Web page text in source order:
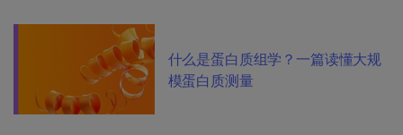
什么是蛋白质组学？一篇读懂大规
模蛋白质测量